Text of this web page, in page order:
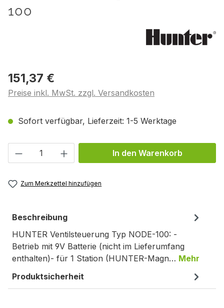
100
151,37 €
Preise inkl. MwSt. zzgl. Versandkosten
Sofort verfügbar, Lieferzeit: 1-5 Werktage
Produkt Anzahl: Gib den gewünschten
In den Warenkorb
Zum Merkzettel hinzufügen
Beschreibung
HUNTER Ventilsteuerung Typ NODE-100: -
Betrieb mit 9V Batterie (nicht im Lieferumfang
enthalten)- für 1 Station (HUNTER-Magn… Mehr
Produktsicherheit